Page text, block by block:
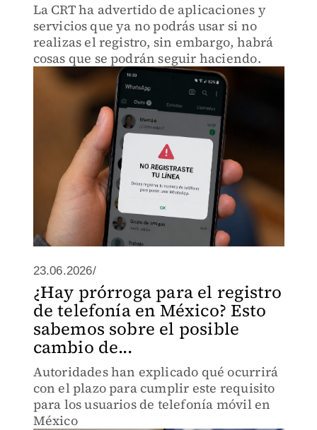
La CRT ha advertido de aplicaciones y
servicios que ya no podrás usar si no
realizas el registro, sin embargo, habrá
cosas que se podrán seguir haciendo.
23.06.2026/
¿Hay prórroga para el registro
de telefonía en México? Esto
sabemos sobre el posible
cambio de...
Autoridades han explicado qué ocurrirá
con el plazo para cumplir este requisito
para los usuarios de telefonía móvil en
México